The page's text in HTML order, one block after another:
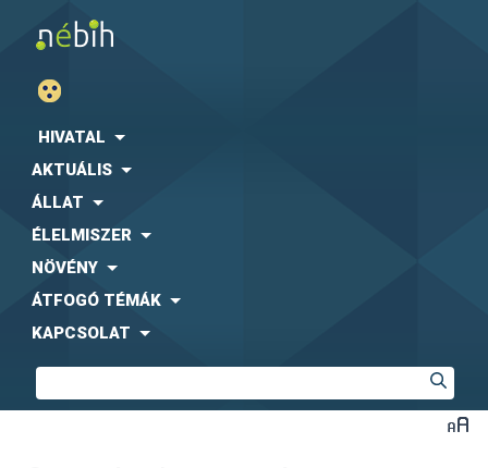
HIVATAL
AKTUÁLIS
ÁLLAT
ÉLELMISZER
NÖVÉNY
ÁTFOGÓ TÉMÁK
KAPCSOLAT